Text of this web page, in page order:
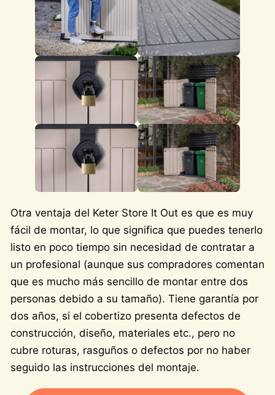
Otra ventaja del Keter Store It Out es que es muy
fácil de montar, lo que significa que puedes tenerlo
listo en poco tiempo sin necesidad de contratar a
un profesional (aunque sus compradores comentan
que es mucho más sencillo de montar entre dos
personas debido a su tamaño). Tiene garantía por
dos años, si el cobertizo presenta defectos de
construcción, diseño, materiales etc., pero no
cubre roturas, rasguños o defectos por no haber
seguido las instrucciones del montaje.